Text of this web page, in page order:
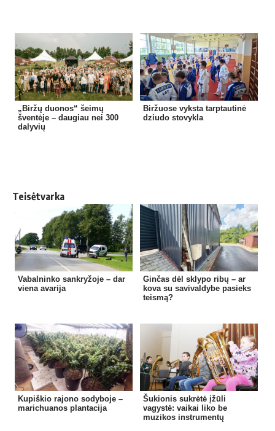
„Biržų duonos“ šeimų
šventėje – daugiau nei 300
dalyvių
Biržuose vyksta tarptautinė
dziudo stovykla
Teisėtvarka
Vabalninko sankryžoje – dar
viena avarija
Ginčas dėl sklypo ribų – ar
kova su savivaldybe pasieks
teismą?
Kupiškio rajono sodyboje –
marichuanos plantacija
Šukionis sukrėtė įžūli
vagystė: vaikai liko be
muzikos instrumentų